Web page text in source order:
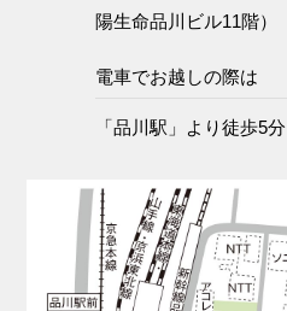
陽生命品川ビル11階）
電車でお越しの際は
「品川駅」より徒歩5分